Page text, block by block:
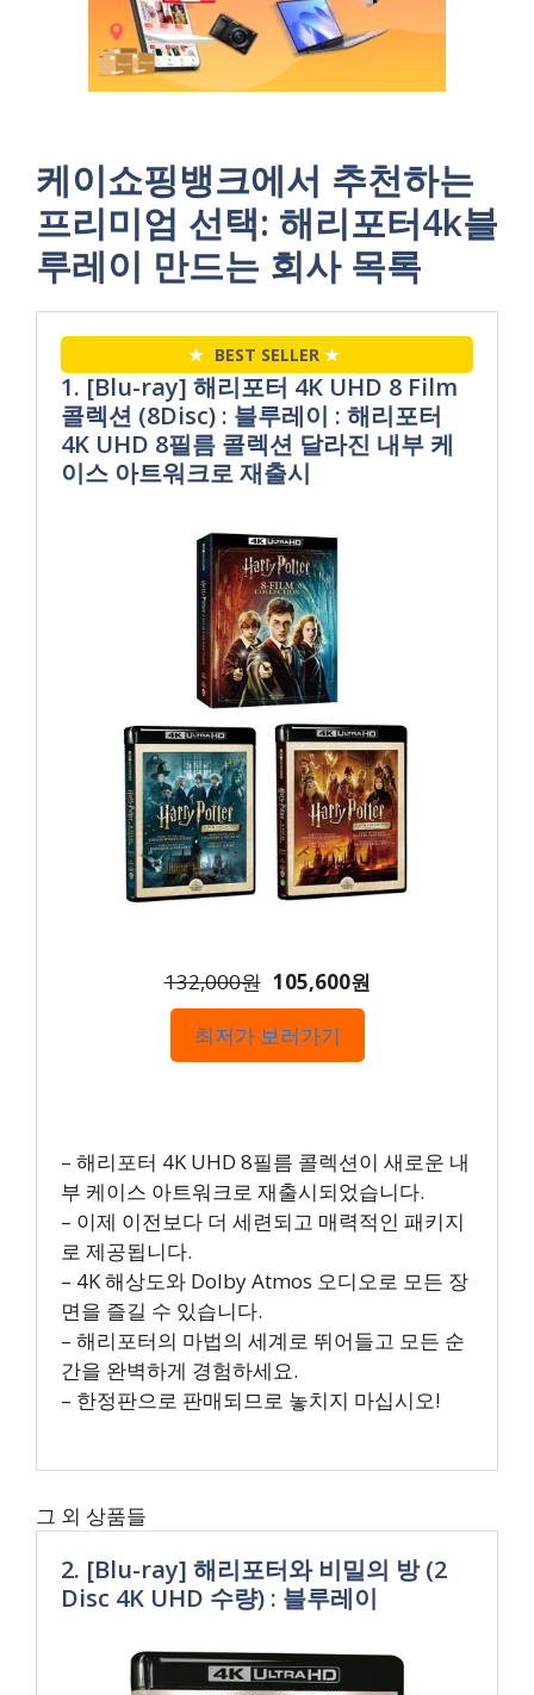
케이쇼핑뱅크에서 추천하는
프리미엄 선택: 해리포터4k블
루레이 만드는 회사 목록
★ BEST SELLER ★
1. [Blu-ray] 해리포터 4K UHD 8 Film
콜렉션 (8Disc) : 블루레이 : 해리포터
4K UHD 8필름 콜렉션 달라진 내부 케
이스 아트워크로 재출시
132,000원 105,600원
최저가 보러가기
– 해리포터 4K UHD 8필름 콜렉션이 새로운 내
부 케이스 아트워크로 재출시되었습니다.
– 이제 이전보다 더 세련되고 매력적인 패키지
로 제공됩니다.
– 4K 해상도와 Dolby Atmos 오디오로 모든 장
면을 즐길 수 있습니다.
– 해리포터의 마법의 세계로 뛰어들고 모든 순
간을 완벽하게 경험하세요.
– 한정판으로 판매되므로 놓치지 마십시오!
그 외 상품들
2. [Blu-ray] 해리포터와 비밀의 방 (2
Disc 4K UHD 수량) : 블루레이